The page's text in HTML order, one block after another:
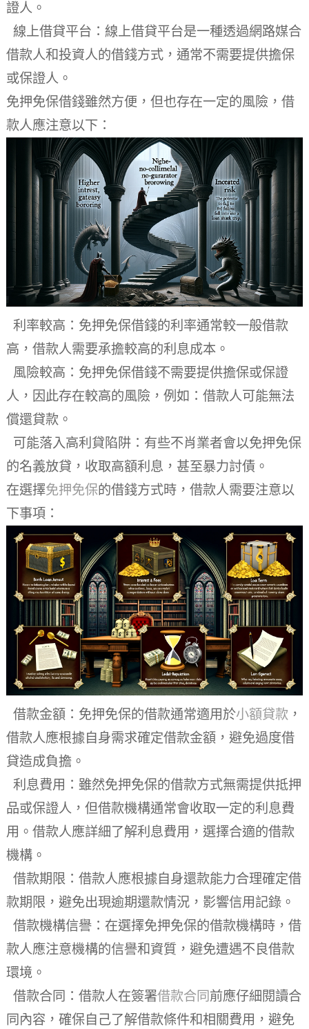
證人。
線上借貸平台：線上借貸平台是一種透過網路媒合
借款人和投資人的借錢方式，通常不需要提供擔保
或保證人。
免押免保借錢雖然方便，但也存在一定的風險，借
款人應注意以下：
利率較高：免押免保借錢的利率通常較一般借款
高，借款人需要承擔較高的利息成本。
風險較高：免押免保借錢不需要提供擔保或保證
人，因此存在較高的風險，例如：借款人可能無法
償還貸款。
可能落入高利貸陷阱：有些不肖業者會以免押免保
的名義放貸，收取高額利息，甚至暴力討債。
在選擇免押免保的借錢方式時，借款人需要注意以
下事項：
借款金額：免押免保的借款通常適用於小額貸款 ，
借款人應根據自身需求確定借款金額，避免過度借
貸造成負擔。
利息費用：雖然免押免保的借款方式無需提供抵押
品或保證人，但借款機構通常會收取一定的利息費
用。借款人應詳細了解利息費用，選擇合適的借款
機構。
借款期限：借款人應根據自身還款能力合理確定借
款期限，避免出現逾期還款情況，影響信用記錄。
借款機構信譽：在選擇免押免保的借款機構時，借
款人應注意機構的信譽和資質，避免遭遇不良借款
環境。
借款合同：借款人在簽署借款合同前應仔細閱讀合
同內容，確保自己了解借款條件和相關費用，避免